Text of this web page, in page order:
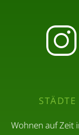
STÄDTE
Wohnen auf Zeit